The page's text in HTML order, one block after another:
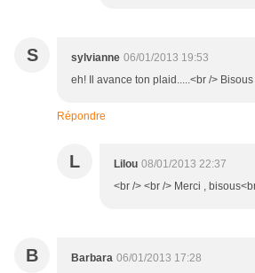
S sylvianne 06/01/2013 19:53
eh! Il avance ton plaid.....<br />
Répondre
L Lilou 08/01/2013 22:37
<br /> <br /> Merci ,
B Barbara 06/01/2013 17:28